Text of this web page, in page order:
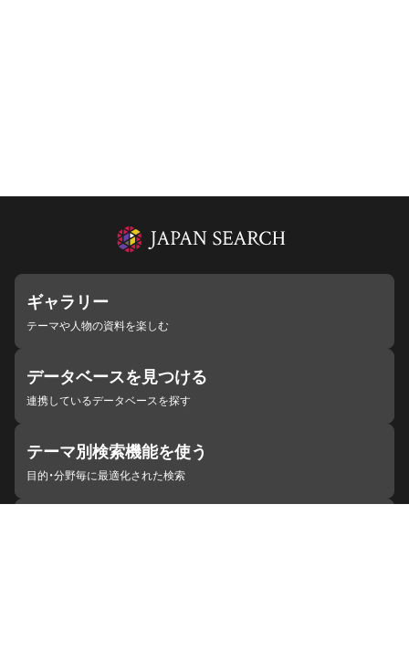
ギャラリー
テーマや人物の資料を楽しむ
データベースを見つける
連携しているデータベースを探す
テーマ別検索機能を使う
目的・分野毎に最適化された検索